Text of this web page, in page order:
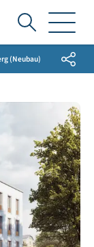
Ich
suche...
(Neubau) Share